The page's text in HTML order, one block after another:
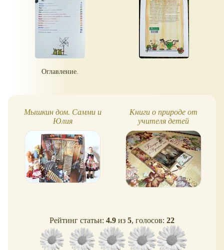
Оглавление.
Мышкин дом. Самми и
Юлия
Книги о природе от
учителя детей
последнего русского царя
Рейтинг статьи: 4.9 из 5, голосов: 22